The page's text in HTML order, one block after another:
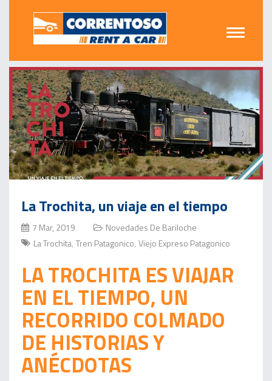
La Trochita, un viaje en el tiempo
7 Mar, 2019
Novedades De Bariloche
La Trochita, Tren Patagonico, Viejo Expreso Patagonico
LA TROCHITA ES VIAJAR
EN EL TIEMPO, UN
RECORRIDO COLMADO
DE HISTORIAS Y
ANÉCDOTAS